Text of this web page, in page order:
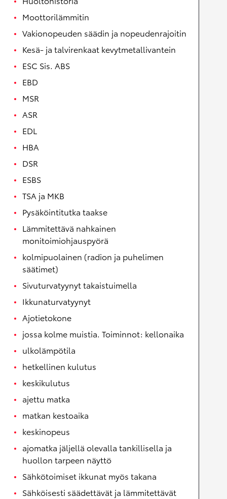
Moottorilämmitin
Vakionopeuden säädin ja nopeudenrajoitin
Kesä- ja talvirenkaat kevytmetallivantein
ESC Sis. ABS
EBD
MSR
ASR
EDL
HBA
DSR
ESBS
TSA ja MKB
Pysäköintitutka taakse
Lämmitettävä nahkainen
monitoimiohjauspyörä
kolmipuolainen (radion ja puhelimen
säätimet)
Sivuturvatyynyt takaistuimella
Ikkunaturvatyynyt
Ajotietokone
jossa kolme muistia. Toiminnot: kellonaika
ulkolämpötila
hetkellinen kulutus
keskikulutus
ajettu matka
matkan kestoaika
keskinopeus
ajomatka jäljellä olevalla tankillisella ja
huollon tarpeen näyttö
Sähkötoimiset ikkunat myös takana
Sähköisesti säädettävät ja lämmitettävät